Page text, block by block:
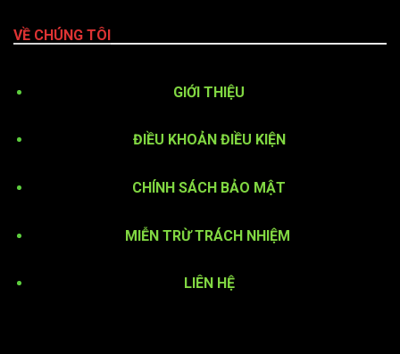
VỀ CHÚNG TÔI
GIỚI THIỆU
ĐIỀU KHOẢN ĐIỀU KIỆN
CHÍNH SÁCH BẢO MẬT
MIỄN TRỪ TRÁCH NHIỆM
LIÊN HỆ